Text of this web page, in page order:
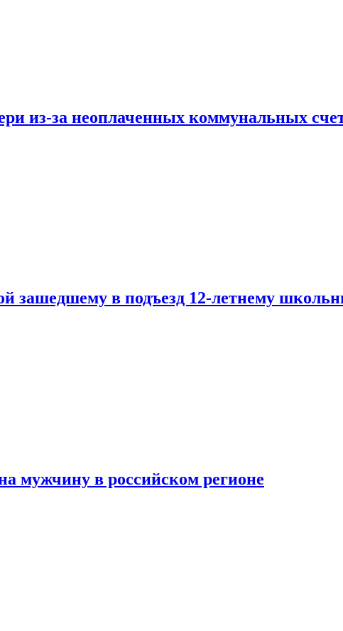
из-за неоплаченных коммунальных
зашедшему в подъезд 12-летнему
мужчину в российском регионе